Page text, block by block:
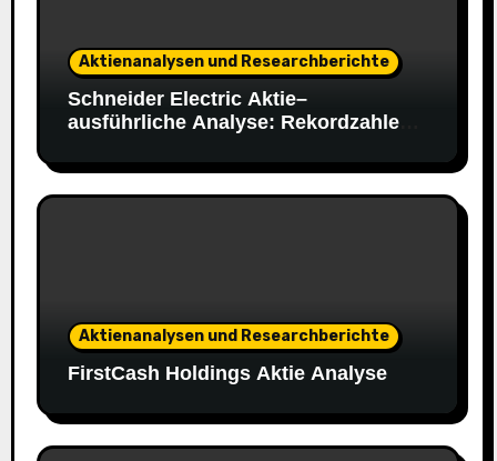
Aktienanalysen und Researchberichte
Schneider Electric Aktie–
ausführliche Analyse: Rekordzahlen,
Aktienanalysen und Researchberichte
FirstCash Holdings Aktie Analyse